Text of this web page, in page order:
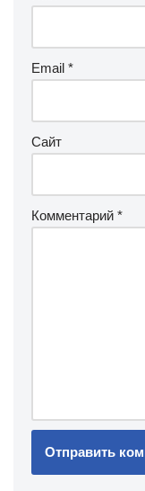
Email *
Сайт
Комментарий *